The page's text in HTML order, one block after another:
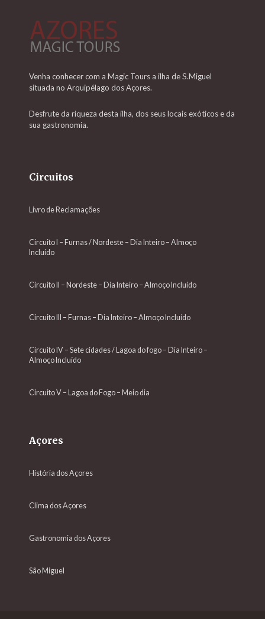
Venha conhecer com a Magic Tours a ilha de S.Miguel
situada no Arquipélago dos Açores.
Desfrute da riqueza desta ilha, dos seus locais exóticos e da
sua gastronomia.
Circuitos
Livro de Reclamações
Circuito I – Furnas / Nordeste – Dia Inteiro – Almoço
Incluído
Circuito II – Nordeste – Dia Inteiro – Almoço Incluído
Circuito III – Furnas – Dia Inteiro – Almoço Incluído
Circuito IV – Sete cidades / Lagoa do fogo – Dia Inteiro –
Almoço Incluído
Circuito V – Lagoa do Fogo – Meio dia
Açores
História dos Açores
Clima dos Açores
Gastronomia dos Açores
São Miguel